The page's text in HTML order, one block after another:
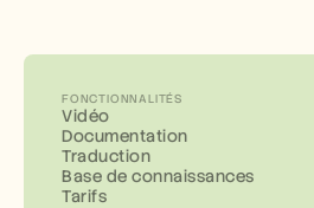
FONCTIONNALITÉS
Vidéo
Documentation
Traduction
Base de connaissances
Tarifs